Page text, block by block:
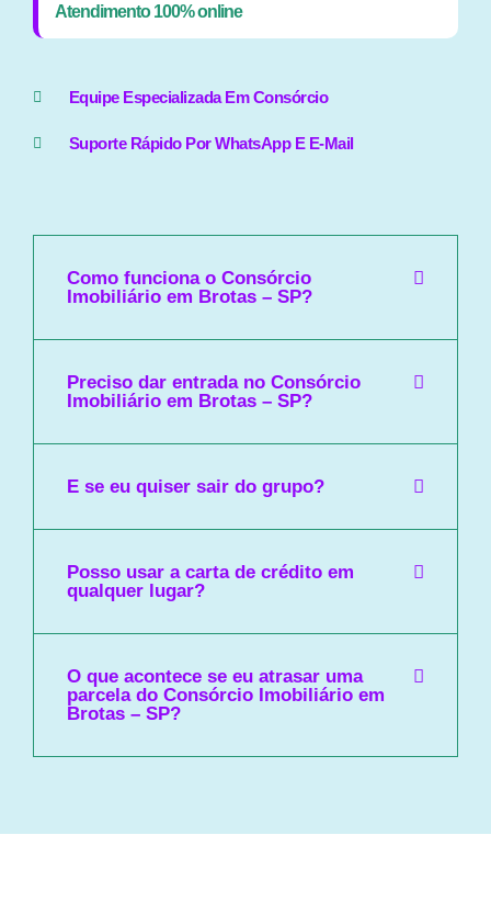
Atendimento 100% online
Equipe Especializada Em Consórcio
Suporte Rápido Por WhatsApp E E-Mail
Como funciona o Consórcio
Imobiliário em Brotas – SP?
Preciso dar entrada no Consórcio
Imobiliário em Brotas – SP?
E se eu quiser sair do grupo?
Posso usar a carta de crédito em
qualquer lugar?
O que acontece se eu atrasar uma
parcela do Consórcio Imobiliário em
Brotas – SP?